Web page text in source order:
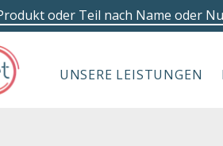
oder Teil nach Name oder
UNSERE LEISTUNGEN